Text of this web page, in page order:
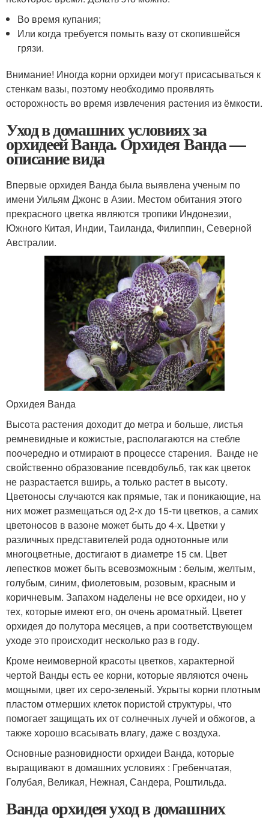
Во время купания;
Или когда требуется помыть вазу от скопившейся
грязи.
Внимание! Иногда корни орхидеи могут присасываться к
стенкам вазы, поэтому необходимо проявлять
осторожность во время извлечения растения из ёмкости.
Уход в домашних условиях за
орхидеей Ванда. Орхидея Ванда —
описание вида
Впервые орхидея Ванда была выявлена ученым по
имени Уильям Джонс в Азии. Местом обитания этого
прекрасного цветка являются тропики Индонезии,
Южного Китая, Индии, Таиланда, Филиппин, Северной
Австралии.
Орхидея Ванда
Высота растения доходит до метра и больше, листья
ремневидные и кожистые, располагаются на стебле
поочередно и отмирают в процессе старения. Ванде не
свойственно образование псевдобульб, так как цветок
не разрастается вширь, а только растет в высоту.
Цветоносы случаются как прямые, так и поникающие, на
них может размещаться од 2-х до 15-ти цветков, а самих
цветоносов в вазоне может быть до 4-х. Цветки у
различных представителей рода однотонные или
многоцветные, достигают в диаметре 15 см. Цвет
лепестков может быть всевозможным : белым, желтым,
голубым, синим, фиолетовым, розовым, красным и
коричневым. Запахом наделены не все орхидеи, но у
тех, которые имеют его, он очень ароматный. Цветет
орхидея до полутора месяцев, а при соответствующем
уходе это происходит несколько раз в году.
Кроме неимоверной красоты цветков, характерной
чертой Ванды есть ее корни, которые являются очень
мощными, цвет их серо-зеленый. Укрыты корни плотным
пластом отмерших клеток пористой структуры, что
помогает защищать их от солнечных лучей и обжогов, а
также хорошо всасывать влагу, даже с воздуха.
Основные разновидности орхидеи Ванда, которые
выращивают в домашних условиях : Гребенчатая,
Голубая, Великая, Нежная, Сандера, Роштильда.
Ванда орхидея уход в домашних